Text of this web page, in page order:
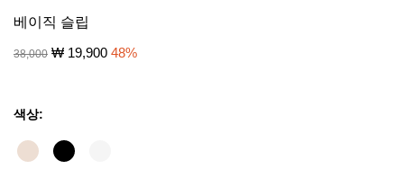
베이직 슬립
38,000 ₩ 19,900 48%
색상: